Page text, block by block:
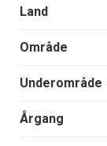
Land
Område
Underområde
Årgang